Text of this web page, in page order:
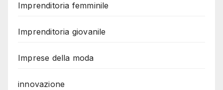
Imprenditoria femminile
Imprenditoria giovanile
Imprese della moda
innovazione